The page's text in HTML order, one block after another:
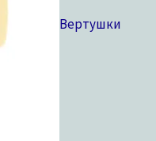
Вертушки